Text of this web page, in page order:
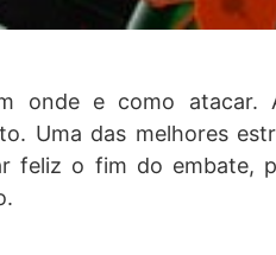
onde e como atacar.
Uma das melhores
feliz o fim do embate,